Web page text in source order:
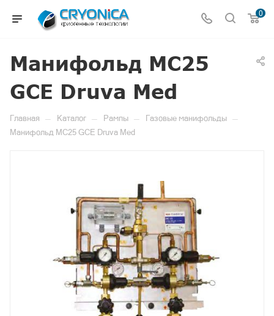
0
Манифольд MC25
GCE Druva Med
Главная — Каталог — Рампы — Газовые манифольды —
Манифольд MC25 GCE Druva Med